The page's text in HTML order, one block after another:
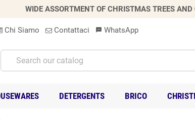
WIDE ASSORTMENT OF CHRISTMAS TREES
Chi Siamo Contattaci sms WhatsApp
DETERGENTS BRICO